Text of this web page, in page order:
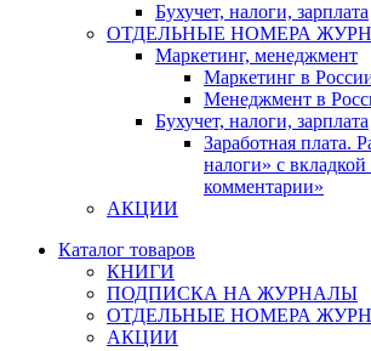
Бухучет, налоги, зарплата
ОТДЕЛЬНЫЕ НОМЕРА
Маркетинг, менеджмент
Маркетинг в
Менеджмент в
Бухучет, налоги, зарплата
Заработная плата.
налоги» с
комментарии»
АКЦИИ
Каталог товаров
КНИГИ
ПОДПИСКА НА ЖУРНАЛЫ
ОТДЕЛЬНЫЕ НОМЕРА
АКЦИИ